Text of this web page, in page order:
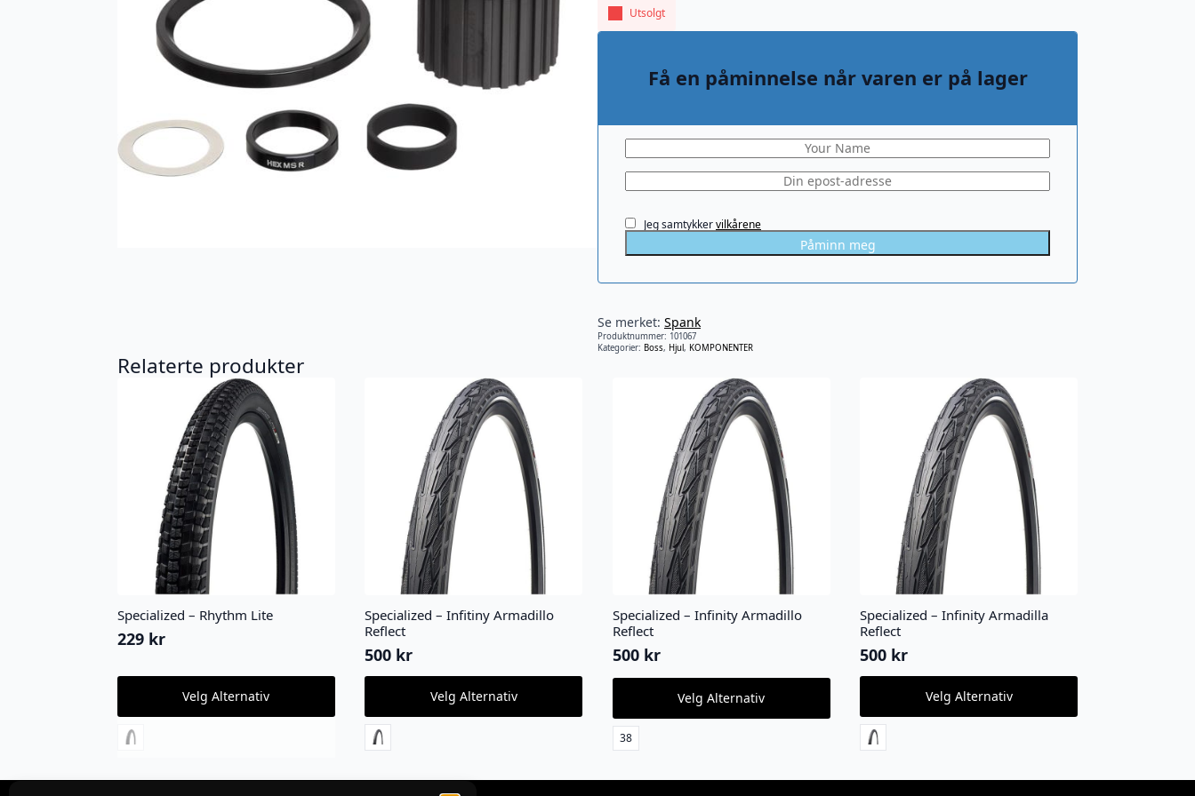
Utsolgt
Få en påminnelse når varen er på lager
Jeg samtykkervilkårene
Påminn meg
Se merket: Spank
Produktnummer: 101067
Kategorier: Boss, Hjul, KOMPONENTER
Relaterte produkter
Specialized – Rhythm Lite
229 kr
Velg Alternativ
Dette
har
flere
kan
Specialized – Infitiny Armadillo
Reflect
500 kr
Velg Alternativ
Dette
har
flere
varianter.
kan
Specialized – Infinity Armadillo
Reflect
500 kr
Velg Alternativ
Dette
har
flere
varianter.
38
Specialized – Infinity Armadilla
Reflect
500 kr
Velg Alternativ
Dette
har
flere
varianter.
kan